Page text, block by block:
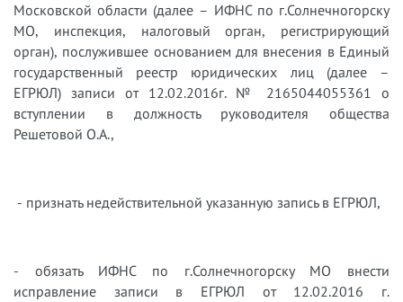
Московской области (далее – ИФНС по г.Солнечногорску
МО, инспекция, налоговый орган, регистрирующий
орган), послужившее основанием для внесения в Единый
государственный реестр юридических лиц (далее –
ЕГРЮЛ) записи от 12.02.2016г. № 2165044055361 о
вступлении в должность руководителя общества
Решетовой О.А.,
- признать недействительной указанную запись в ЕГРЮЛ,
- обязать ИФНС по г.Солнечногорску МО внести
исправление записи в ЕГРЮЛ от 12.02.2016 г.